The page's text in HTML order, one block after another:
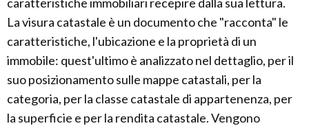
La visura catastale è un documento che "racconta" le
caratteristiche, l'ubicazione e la proprietà di un
immobile: quest'ultimo è analizzato nel dettaglio, per il
suo posizionamento sulle mappe catastali, per la
categoria, per la classe catastale di appartenenza, per
la superficie e per la rendita catastale. Vengono